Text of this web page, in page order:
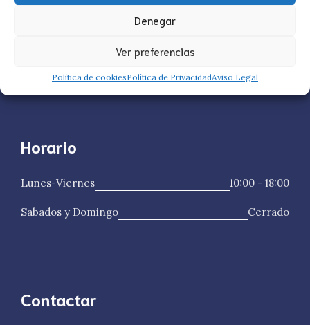
Denegar
Ver preferencias
Política de cookiesPolítica de PrivacidadAviso Legal
Horario
Lunes-Viernes 10:00 - 18:00
Sabados y Domingo Cerrado
Contactar